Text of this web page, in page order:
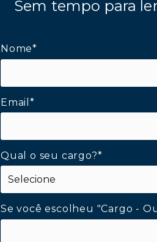
Sem tempo para
Nome*
Email*
Qual o seu cargo?*
Se você escolheu "Cargo -